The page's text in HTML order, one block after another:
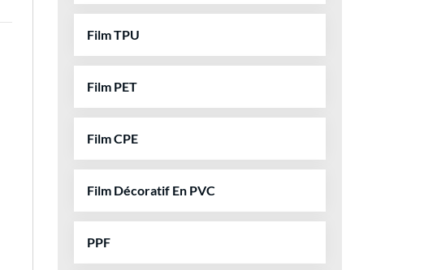
Film TPU
Film PET
Film CPE
Film Décoratif En PVC
PPF